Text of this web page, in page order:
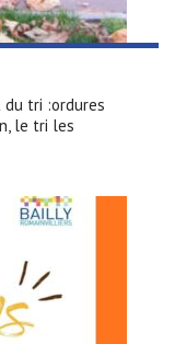
tri :ordures
le tri les